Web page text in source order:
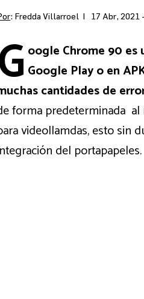
: Fredda Villarroel | 17 Abr, 2021
oogle Chrome 90 es
Google Play o en
cantidades de
forma predeterminada al
videollamdas, esto sin
del portapapeles.